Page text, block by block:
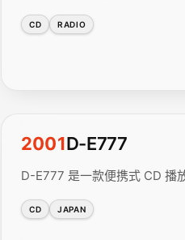
CD RADIO
2001D-E777
D-E777 是一款便携式 CD 播
CD JAPAN